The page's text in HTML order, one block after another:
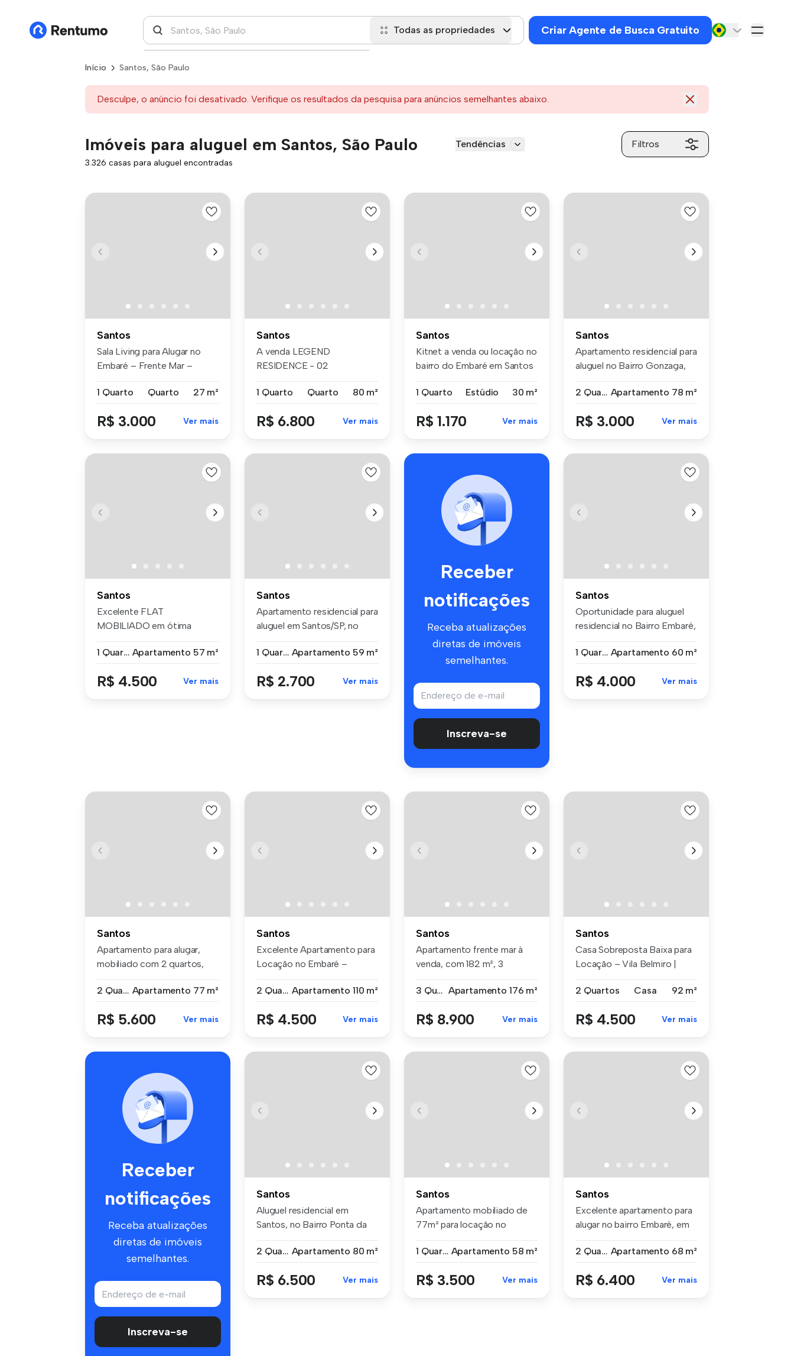
Todas as propriedades Criar Agente de Busca Gratuito
Início Santos, São Paulo
Desculpe, o anúncio foi desativado. Verifique os resultados da pesquisa para anúncios semelhantes abaixo.
Imóveis para aluguel em Santos, São Paulo Tendências Filtros
3.326 casas para aluguel encontradas
Santos
Sala Living para Alugar no
Embaré – Frente Mar –
1 Quarto
Quarto 27 m²
R$ 3.000 Ver mais
Santos
A venda LEGEND
RESIDENCE - 02
1 Quarto
Quarto 80 m²
R$ 6.800 Ver mais
Santos
Kitnet a venda ou locação no
bairro do Embaré em Santos
1 Quarto
Estúdio 30 m²
R$ 1.170 Ver mais
Santos
Apartamento residencial para
aluguel no Bairro Gonzaga,
2 Quartos Apartamento 78 m²
R$ 3.000 Ver mais
Santos
Excelente FLAT
MOBILIADO em ótima
1 Quarto Apartamento 57 m²
R$ 4.500 Ver mais
Santos
Apartamento residencial para
aluguel em Santos/SP, no
1 Quarto Apartamento 59 m²
R$ 2.700 Ver mais
Receber
notificações
Receba atualizações
diretas de imóveis
semelhantes.
Inscreva-se
Santos
Oportunidade para aluguel
residencial no Bairro Embaré,
1 Quarto Apartamento 60 m²
R$ 4.000 Ver mais
Santos
Apartamento para alugar,
mobiliado com 2 quartos,
2 Quartos Apartamento 77 m²
R$ 5.600 Ver mais
Santos
Excelente Apartamento para
Locação no Embaré –
2 Quartos Apartamento 110 m²
R$ 4.500 Ver mais
Santos
Apartamento frente mar à
venda, com 182 m², 3
3 Quartos Apartamento 176 m²
R$ 8.900 Ver mais
Santos
Casa Sobreposta Baixa para
Locação – Vila Belmiro |
2 Quartos
Casa 92 m²
R$ 4.500 Ver mais
Receber
notificações
Receba atualizações
diretas de imóveis
semelhantes.
Inscreva-se
Santos
Aluguel residencial em
Santos, no Bairro Ponta da
2 Quartos Apartamento 80 m²
R$ 6.500 Ver mais
Santos
Apartamento mobiliado de
77m² para locação no
1 Quarto Apartamento 58 m²
R$ 3.500 Ver mais
Santos
Excelente apartamento para
alugar no bairro Embaré, em
2 Quartos Apartamento 68 m²
R$ 6.400 Ver mais